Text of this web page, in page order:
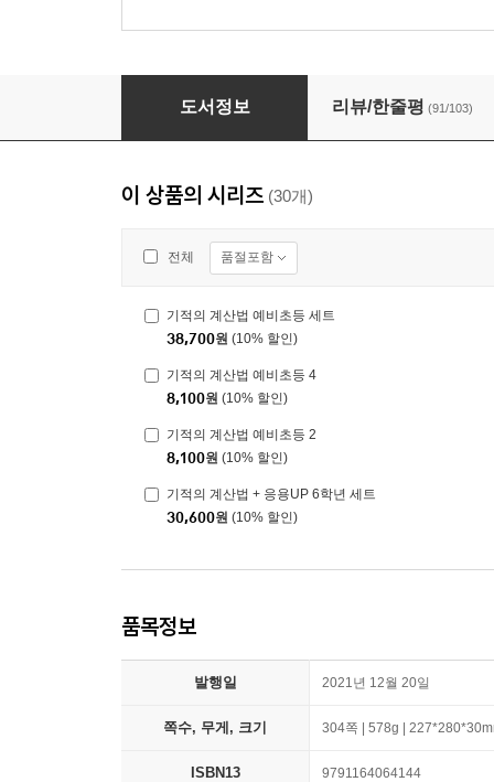
기적의 계산법 5학년 세트
도서정보 리뷰/한줄평 (91/103)
이 상품의 시리즈 (30개)
전체 품절포함
기적의 계산법 예비초등 세트
38,700원 (10% 할인)
기적의 계산법 예비초등 4
8,100원 (10% 할인)
기적의 계산법 예비초등 2
8,100원 (10% 할인)
기적의 계산법 + 응용UP 6학년 세트
30,600원 (10% 할인)
품목정보
발행일 2021년 12월 20일
쪽수, 무게, 크기 304쪽 | 578g |
ISBN13 9791164064144